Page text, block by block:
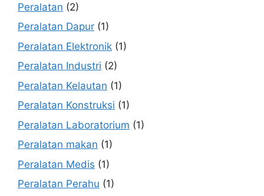
Peralatan (2)
Peralatan Dapur (1)
Peralatan Elektronik (1)
Peralatan Industri (2)
Peralatan Kelautan (1)
Peralatan Konstruksi (1)
Peralatan Laboratorium (1)
Peralatan makan (1)
Peralatan Medis (1)
Peralatan Perahu (1)